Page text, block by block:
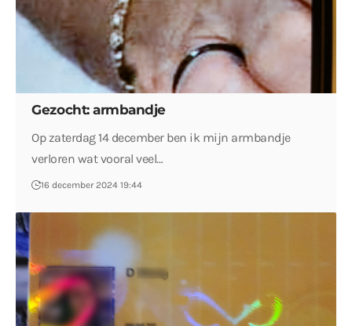
Gezocht: armbandje
Op zaterdag 14 december ben ik mijn armbandje
verloren wat vooral veel…
16 december 2024 19:44